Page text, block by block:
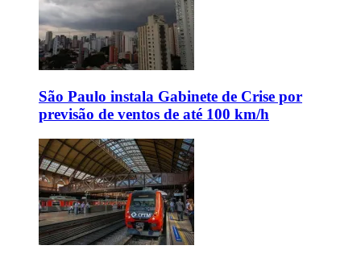
São Paulo instala Gabinete de Crise por
previsão de ventos de até 100 km/h